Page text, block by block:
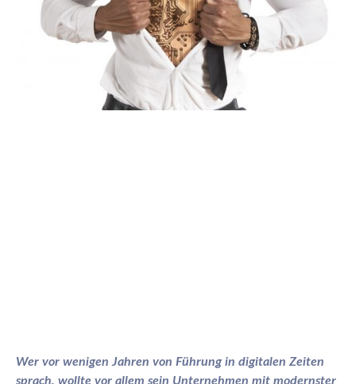
Wer vor wenigen Jahren von Führung in digitalen Zeiten
sprach, wollte vor allem sein Unternehmen mit modernster